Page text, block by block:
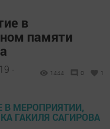
в
памяти
-
1444 0 1